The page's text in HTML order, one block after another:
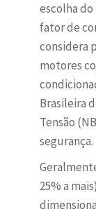
escolha
fator de
considera
motores
Brasileira
Tensão
segurança.
25% a